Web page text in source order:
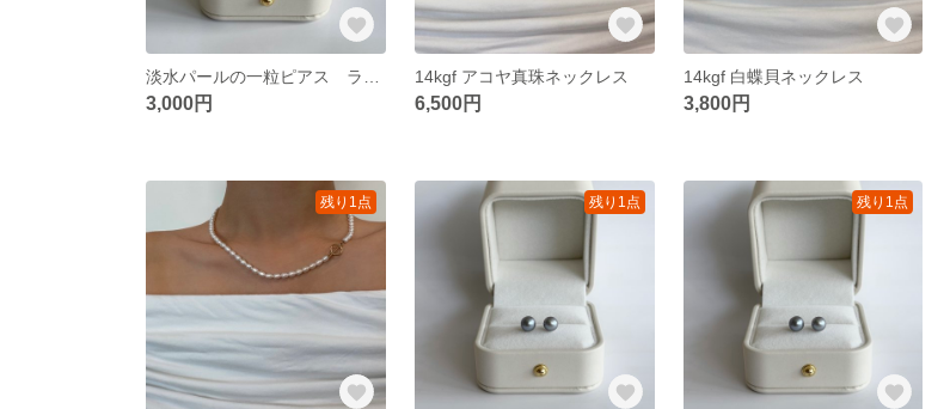
3,000円
14kgf アコヤ真珠ネックレス
6,500円
14kgf 白蝶貝ネックレス
3,800円
残り1点 残り1点 残り1点